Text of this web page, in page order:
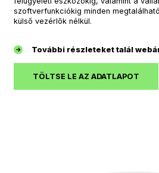
szoftverfunkciókig minden
külső vezérlők nélkül.
További részleteket talál
TÖLTSE LE AZ ADATLAPOT